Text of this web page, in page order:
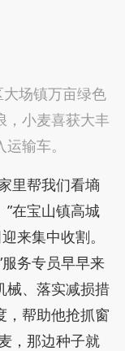
场镇万亩绿色
，小麦喜获大丰
输车。
里帮我们看墒
在宝山镇高城
来集中收割。
务专员早早来
械、落实减损措
，帮助他抢抓窗
，那边种子就